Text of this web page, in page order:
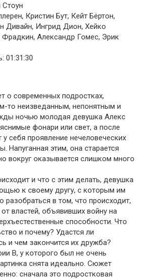
Кристин Бут, Кейт Бёртон,
Ингрид Дион, Хейко
Александр Гомес, Эрик
01:31:30
о современных подростках,
то неизведанным, непонятным и
ночью молодая девушка Алекс
фонари или свет, а после
у себя проявление нечеловеческих
Напуганная этим, она старается
вокруг оказывается слишком много
и что с этим делать, девушка
к своему другу, с которым им
разобраться в том, что происходит,
властей, объявивших войну на
способности. Что
и почему? Удастся ли
и чем закончится их дружба?
В, у которого был не очень
снята идеально. Сюжет
сначала это подростковая